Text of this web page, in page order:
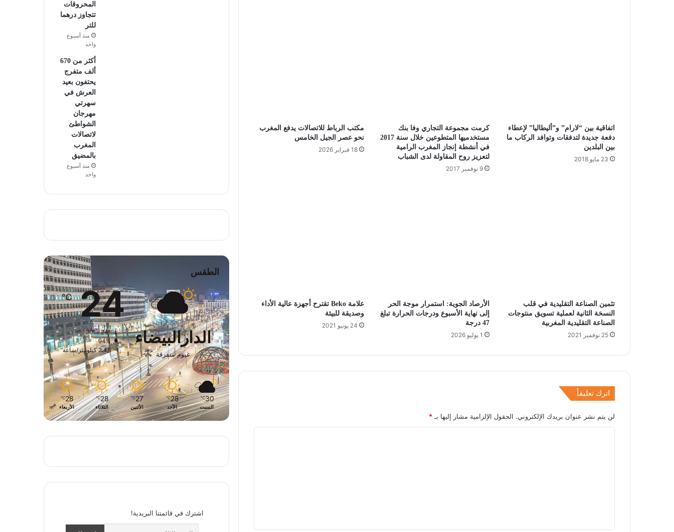
اتفاقية بين “لارام” و”أليطاليا” لإعطاء
دفعة جديدة لتدفقات وتوافد الركاب ما
بين البلدين
23 مايو 2018
كرمت مجموعة التجاري وفا بنك
مستخدميها المتطوعين خلال سنة 2017
في أنشطة إنجاز المغرب الرامية
لتعزيز روح المقاولة لدى الشباب
9 نوفمبر 2017
مكتب الرباط للاتصالات يدفع المغرب
نحو عصر الجيل الخامس
18 فبراير 2026
تثمين الصناعة التقليدية في قلب
النسخة الثانية لعملية تسويق منتوجات
الصناعة التقليدية المغربية
25 نوفمبر 2021
الأرصاد الجوية: استمرار موجة الحر
إلى نهاية الأسبوع ودرجات الحرارة تبلغ
47 درجة
1 يوليو 2026
علامة Beko تقترح أجهزة عالية الأداء
وصديقة للبيئة
24 يونيو 2021
اترك تعليقاً
لن يتم نشر عنوان بريدك الإلكتروني. الحقول الإلزامية مشار إليها بـ *
المحروقات
تتجاوز درهما
للتر
منذ أسبوع
واحد
أكثر من 670
ألف متفرج
يحتفون بعيد
العرش في
سهرتي
مهرجان
الشواطئ
لاتصالات
المغرب
بالمضيق
منذ أسبوع
واحد
الطقس
الدارالبيضاء
غيوم متفرقة
24
℃
30º - 24º
94%
2.48 كيلومتر/ساعة
30
℃
السبت
28
℃
الأحد
27
℃
الأثنين
28
℃
الثلاثاء
28
℃
الأربعاء
اشترك في قائمتنا البريدية!